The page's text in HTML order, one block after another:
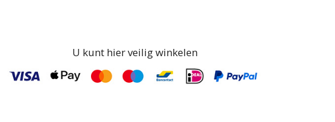
U kunt hier veilig winkelen